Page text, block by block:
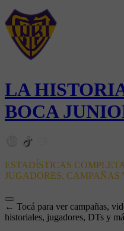
LA
BOCA
ESTADÍSTICAS
JUGADORES, CAMPAÑAS
← Tocá para ver campañas,
historiales, jugadores, DTs y